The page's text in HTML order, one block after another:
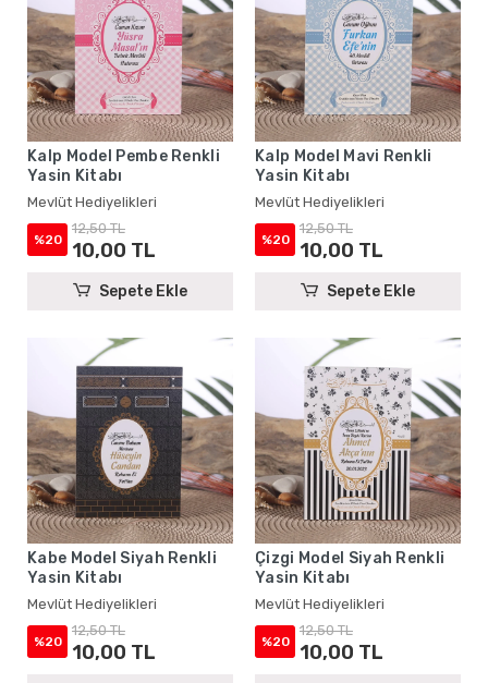
Kalp Model Pembe Renkli
Yasin Kitabı
Mevlüt Hediyelikleri
%20
12,50 TL
10,00 TL
Sepete Ekle
Kalp Model Mavi Renkli
Yasin Kitabı
Mevlüt Hediyelikleri
%20
12,50 TL
10,00 TL
Sepete Ekle
Kabe Model Siyah Renkli
Yasin Kitabı
Mevlüt Hediyelikleri
%20
12,50 TL
10,00 TL
Çizgi Model Siyah Renkli
Yasin Kitabı
Mevlüt Hediyelikleri
%20
12,50 TL
10,00 TL